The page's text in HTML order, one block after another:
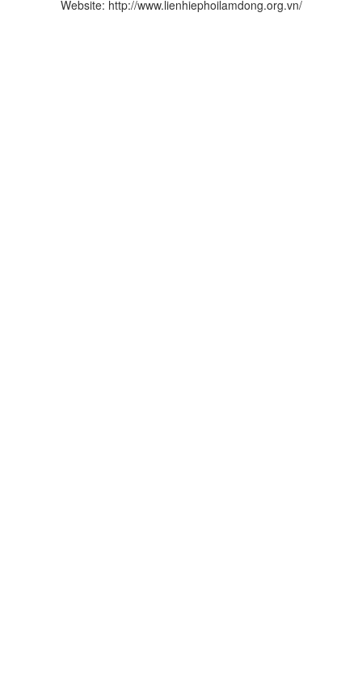
Website: http://www.lienhiephoilamdong.org.vn/